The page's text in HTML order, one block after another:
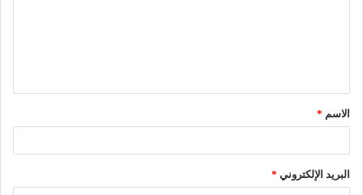
ق
*الاسم *
البريد الإلكتروني *